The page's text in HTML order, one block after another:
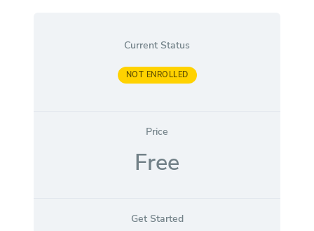
Current Status
NOT ENROLLED
Price
Free
Get Started